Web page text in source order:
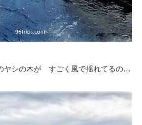
ヤシの木が すごく風で揺れてるの…